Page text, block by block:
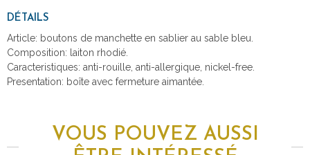
DÉTAILS
Article: boutons de manchette en sablier au sable bleu.
Composition: laiton rhodié.
Caracteristiques: anti-rouille, anti-allergique, nickel-free.
Presentation: boîte avec fermeture aimantée.
VOUS POUVEZ AUSSI